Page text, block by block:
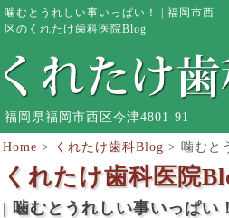
噛むとうれしい事いっぱい！ | 福岡市西
区のくれたけ歯科医院Blog
福岡県福岡市西区今津4801-91
Home > くれたけ歯科Blog > 噛むと
くれたけ歯科医院
| 噛むとうれしい事いっぱい